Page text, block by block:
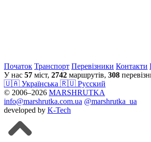
Початок Транспорт Перевiзники Контакти
У нас 57 міст, 2742 маршрутів, 308
🇺🇦 Українська 🇷🇺 Русский
© 2006–2026 MARSHRUTKA
info@marshrutka.com.ua @marshrutka_ua
developed by K-Tech